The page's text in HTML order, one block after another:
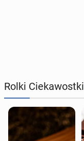
Rolki Ciekawostki